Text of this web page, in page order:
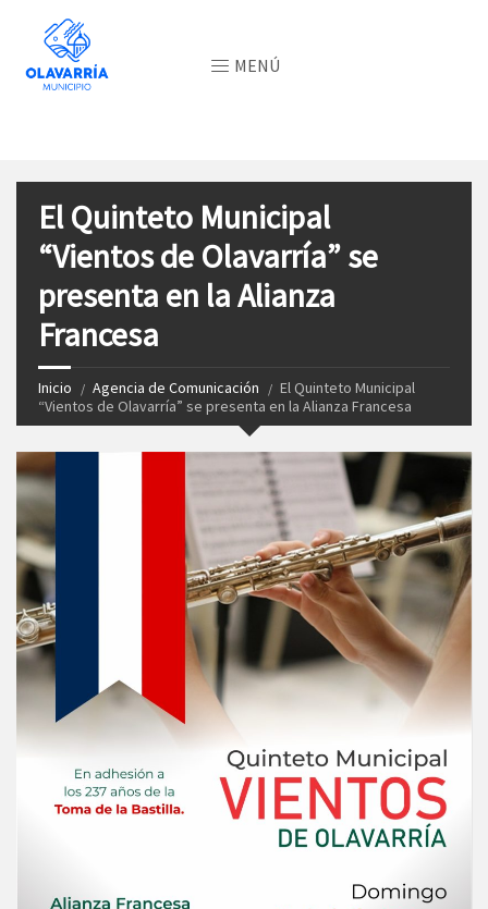
MENÚ
El Quinteto Municipal
“Vientos de Olavarría” se
presenta en la Alianza
Francesa
Inicio Agencia de Comunicación
El Quinteto Municipal
“Vientos de Olavarría” se presenta en la Alianza Francesa